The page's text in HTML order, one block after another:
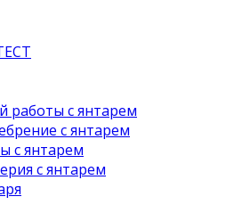
работы с янтарем
с янтарем
с янтарем
с янтарем